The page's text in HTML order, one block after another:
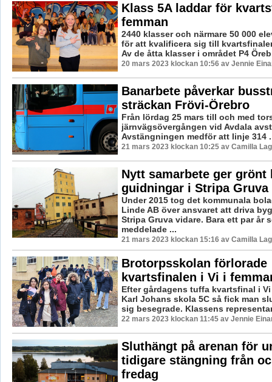
Klass 5A laddar för
femman
2440 klasser och närmare 50 000
för att kvalificera sig till
Av de åtta klasser i området P4
20 mars 2023 klockan 10:56 av Jennie
Banarbete påverkar
sträckan Frövi-Örebro
Från lördag 25 mars till och med
järnvägsövergången vid Avdala
Avstängningen medför att linje 314
21 mars 2023 klockan 10:25 av Camilla
Nytt samarbete ger grönt
guidningar i Stripa Gruva
Under 2015 tog det kommunala
Linde AB över ansvaret att driva
Stripa Gruva vidare. Bara ett par år
meddelade ...
21 mars 2023 klockan 15:16 av Camilla
Brotorpsskolan förlorade
kvartsfinalen i Vi i
Efter gårdagens tuffa kvartsfinal i
Karl Johans skola 5C så fick man
sig besegrade. Klassens
22 mars 2023 klockan 11:45 av Jennie
Sluthängt på arenan för
tidigare stängning från
fredag